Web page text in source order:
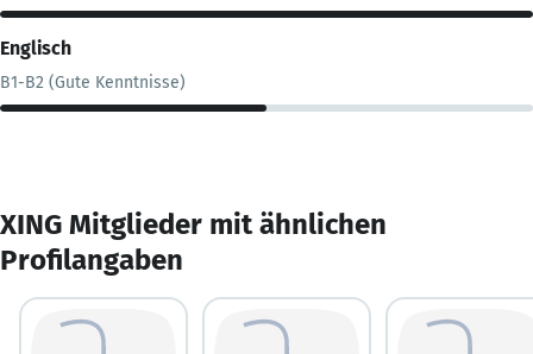
Englisch
B1-B2 (Gute Kenntnisse)
XING Mitglieder mit ähnlichen
Profilangaben